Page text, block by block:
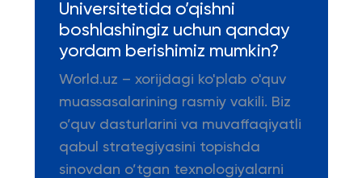
Universitetida o’qishni
boshlashingiz uchun qanday
yordam berishimiz mumkin?
World.uz – xorijdagi ko'plab o'quv
muassasalarining rasmiy vakili. Biz
o’quv dasturlarini va muvaffaqiyatli
qabul strategiyasini topishda
sinovdan o’tgan texnologiyalarni